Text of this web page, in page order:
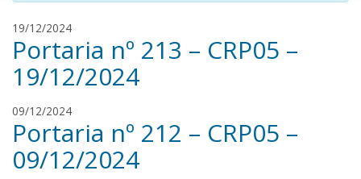
19/12/2024r
e
n
a
s
i
l
v
Portaria nº 213 – CRP05 –
19/12/2024
09/12/2024r
e
n
a
Portaria nº 212 – CRP05 –
09/12/2024